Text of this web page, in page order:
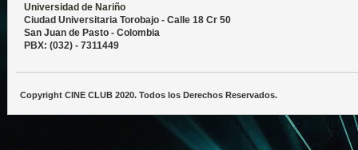
Universidad de Nariño
Ciudad Universitaria Torobajo - Calle 18 Cr 50
San Juan de Pasto - Colombia
PBX: (032) - 7311449
Copyright CINE CLUB 2020. Todos los Derechos Reservados.